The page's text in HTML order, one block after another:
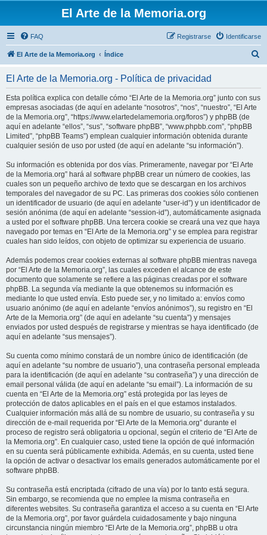
El Arte de la Memoria.org
FAQ Identificarse
Registrarse
El Arte de la Memoria.org Índice
El Arte de la Memoria.org - Política de privacidad
Esta política explica con detalle cómo “El Arte de la Memoria.org” junto con sus
empresas asociadas (de aquí en adelante “nosotros”, “nos”, “nuestro”, “El Arte
de la Memoria.org”, “https://www.elartedelamemoria.org/foros”) y phpBB (de
aquí en adelante “ellos”, “sus”, “software phpBB”, “www.phpbb.com”, “phpBB
Limited”, “phpBB Teams”) emplean cualquier información obtenida durante
cualquier sesión de uso por usted (de aquí en adelante “su información”).
Su información es obtenida por dos vías. Primeramente, navegar por “El Arte
de la Memoria.org” hará al software phpBB crear un número de cookies, las
cuales son un pequeño archivo de texto que se descargan en los archivos
temporales del navegador de su PC. Las primeras dos cookies sólo contienen
un identificador de usuario (de aquí en adelante “user-id”) y un identificador de
sesión anónima (de aquí en adelante “session-id”), automáticamente asignada
a usted por el software phpBB. Una tercera cookie se creará una vez que haya
navegado por temas en “El Arte de la Memoria.org” y se emplea para registrar
cuales han sido leídos, con objeto de optimizar su experiencia de usuario.
Además podemos crear cookies externas al software phpBB mientras navega
por “El Arte de la Memoria.org”, las cuales exceden el alcance de este
documento que solamente se refiere a las páginas creadas por el software
phpBB. La segunda vía mediante la que obtenemos su información es
mediante lo que usted envía. Esto puede ser, y no limitado a: envíos como
usuario anónimo (de aquí en adelante “envíos anónimos”), su registro en “El
Arte de la Memoria.org” (de aquí en adelante “su cuenta”) y mensajes
enviados por usted después de registrarse y mientras se haya identificado (de
aquí en adelante “sus mensajes”).
Su cuenta como mínimo constará de un nombre único de identificación (de
aquí en adelante “su nombre de usuario”), una contraseña personal empleada
para la identificación (de aquí en adelante “su contraseña”) y una dirección de
email personal válida (de aquí en adelante “su email”). La información de su
cuenta en “El Arte de la Memoria.org” está protegida por las leyes de
protección de datos aplicables en el país en el que estamos instalados.
Cualquier información más allá de su nombre de usuario, su contraseña y su
dirección de e-mail requerida por “El Arte de la Memoria.org” durante el
proceso de registro será obligatoria u opcional, según el criterio de “El Arte de
la Memoria.org”. En cualquier caso, usted tiene la opción de qué información
en su cuenta será públicamente exhibida. Además, en su cuenta, usted tiene
la opción de activar o desactivar los emails generados automáticamente por el
software phpBB.
Su contraseña está encriptada (cifrado de una vía) por lo tanto está segura.
Sin embargo, se recomienda que no emplee la misma contraseña en
diferentes websites. Su contraseña garantiza el acceso a su cuenta en “El Arte
de la Memoria.org”, por favor guárdela cuidadosamente y bajo ninguna
circunstancia ningún miembro “El Arte de la Memoria.org”, phpBB u otra